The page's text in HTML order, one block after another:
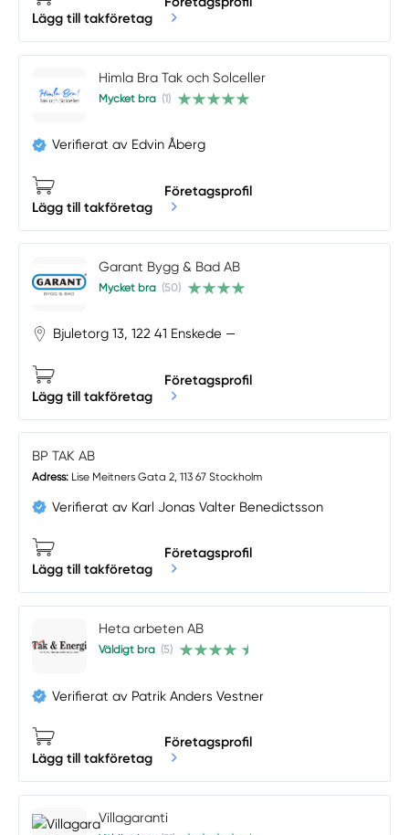
Lägg till takföretag
Himla Bra Tak och Solceller
Mycket bra (1)
Verifierat av Edvin Åberg
Lägg till takföretag
Företagsprofil
Garant Bygg & Bad AB
Mycket bra (50)
Bjuletorg 13, 122 41 Enskede —
Lägg till takföretag
Företagsprofil
BP TAK AB
Adress:Lise Meitners Gata 2, 113 67 Stockholm
Verifierat av Karl Jonas Valter Benedictsson
Lägg till takföretag
Företagsprofil
Heta arbeten AB
Väldigt bra (5)
Verifierat av Patrik Anders Vestner
Lägg till takföretag
Företagsprofil
Villagaranti